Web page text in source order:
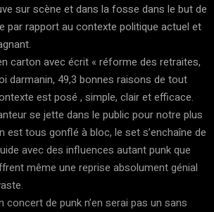
sur scène et dans la fosse dans le but de
par rapport au contexte politique actuel et
carton avec écrit « réforme des retraites,
darmanin, 49,3 bonnes raisons de tout
est posé , simple, clair et efficace.
se jette dans le public pour notre plus
est tous gonflé à bloc, le set s’enchaîne de
avec des influences autant punk que
même une reprise absolument génial
concert de punk n’en serai pas un sans